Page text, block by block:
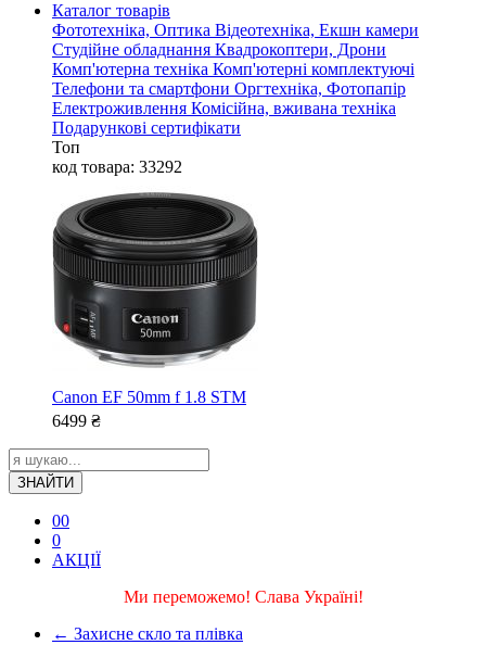
Каталог товарів
Фототехніка, Оптика Відеотехніка, Екшн камери
Студійне обладнання Квадрокоптери, Дрони
Комп'ютерна техніка Комп'ютерні комплектуючі
Телефони та смартфони Оргтехніка, Фотопапір
Електроживлення Комісійна, вживана техніка
Подарункові сертифікати
Топ
код товара: 33292
Canon EF 50mm f 1.8 STM
6499 ₴
ЗНАЙТИ
00
0
АКЦІЇ
Ми переможемо! Слава Україні!
← Захисне скло та плівка